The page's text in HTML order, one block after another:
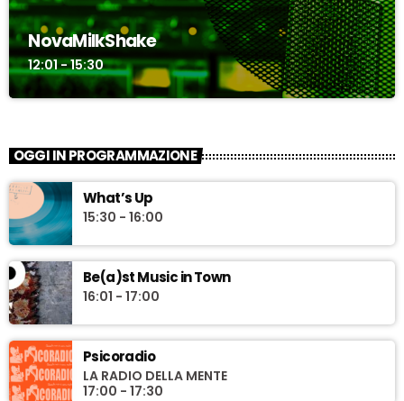
NovaMilkShake
12:01 - 15:30
OGGI IN PROGRAMMAZIONE
What’s Up
15:30 - 16:00
Be(a)st Music in Town
16:01 - 17:00
Psicoradio
LA RADIO DELLA MENTE
17:00 - 17:30